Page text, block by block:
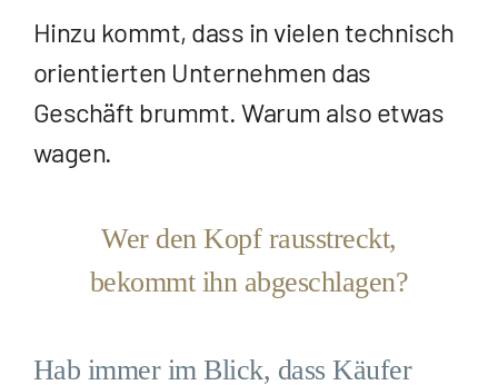
Hinzu kommt, dass in vielen technisch
orientierten Unternehmen das
Geschäft brummt. Warum also etwas
wagen.
Wer den Kopf rausstreckt,
bekommt ihn abgeschlagen?
Hab immer im Blick, dass Käufer